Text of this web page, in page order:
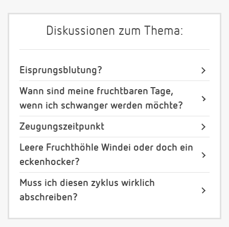
Diskussionen zum Thema:
Eisprungsblutung?
Wann sind meine fruchtbaren Tage,
wenn ich schwanger werden möchte?
Zeugungszeitpunkt
Leere Fruchthöhle Windei oder doch ein
eckenhocker?
Muss ich diesen zyklus wirklich
abschreiben?